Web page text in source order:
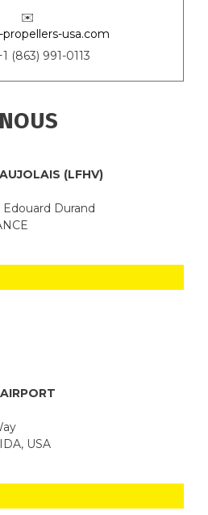
✉️
usa.com
(863) 991-0113
(LFHV)
Durand
USA